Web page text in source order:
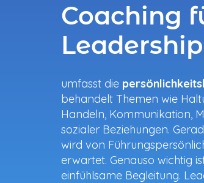
Coaching
Leadership
umfasst die
behandelt Themen wie
Handeln, Kommunikation,
sozialer Beziehungen.
wird von
erwartet. Genauso wichtig
einfühlsame Begleitung.